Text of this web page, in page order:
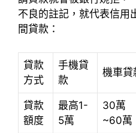
不良的註記，就代表信用
間貸款：
貸款
方式
手機貸
款
機車貸
貸款
額度
最高1-
5萬
30萬
~60萬